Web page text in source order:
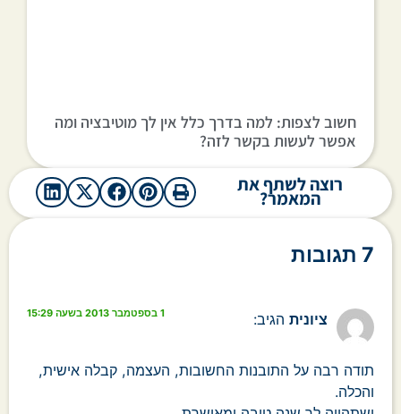
חשוב לצפות: למה בדרך כלל אין לך מוטיבציה ומה
אפשר לעשות בקשר לזה?
רוצה לשתף את
המאמר?
7 תגובות
ציונית הגיב: 1 בספטמבר 2013 בשעה 15:29
תודה רבה על התובנות החשובות, העצמה, קבלה אישית,
והכלה.